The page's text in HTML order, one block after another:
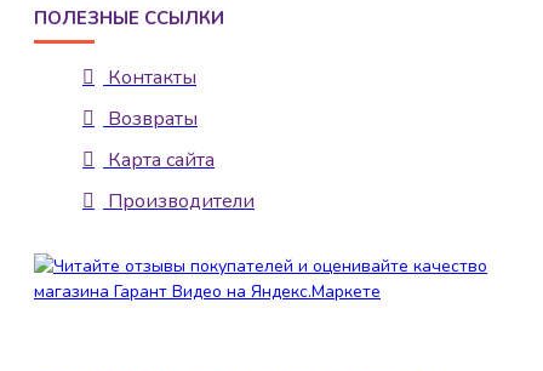
ПОЛЕЗНЫЕ ССЫЛКИ
Контакты
Возвраты
Карта сайта
Производители